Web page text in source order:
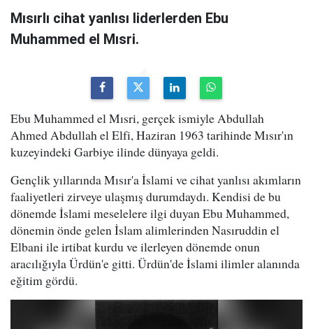
Mısırlı cihat yanlısı liderlerden Ebu
Muhammed el Mısri.
Ebu Muhammed el Mısri, gerçek ismiyle Abdullah
Ahmed Abdullah el Elfi, Haziran 1963 tarihinde Mısır'ın
kuzeyindeki Garbiye ilinde dünyaya geldi.
Gençlik yıllarında Mısır'a İslami ve cihat yanlısı akımların
faaliyetleri zirveye ulaşmış durumdaydı. Kendisi de bu
dönemde İslami meselelere ilgi duyan Ebu Muhammed,
dönemin önde gelen İslam alimlerinden Nasıruddin el
Elbani ile irtibat kurdu ve ilerleyen dönemde onun
aracılığıyla Ürdün'e gitti. Ürdün'de İslami ilimler alanında
eğitim gördü.